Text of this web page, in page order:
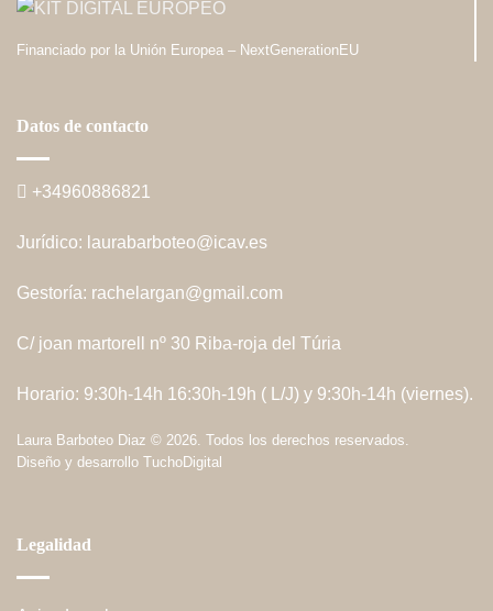
Financiado por la Unión Europea – NextGenerationEU
Datos de contacto
+34960886821
Jurídico: laurabarboteo@icav.es
Gestoría: rachelargan@gmail.com
C/ joan martorell nº 30 Riba-roja del Túria
Horario: 9:30h-14h 16:30h-19h ( L/J) y 9:30h-14h (viernes).
Laura Barboteo Diaz © 2026. Todos los derechos reservados.
Diseño y desarrollo TuchoDigital
Legalidad